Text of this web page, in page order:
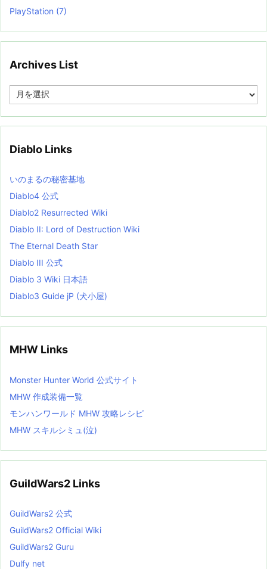
PlayStation (7)
Archives List
e
i
s
t
Diablo Links
いのまるの秘密基地
Diablo4 公式
Diablo2 Resurrected Wiki
Diablo II: Lord of Destruction Wiki
The Eternal Death Star
Diablo III 公式
Diablo 3 Wiki 日本語
Diablo3 Guide jP (犬小屋)
MHW Links
Monster Hunter World 公式サイト
MHW 作成装備一覧
モンハンワールド MHW 攻略レシピ
MHW スキルシミュ(泣)
GuildWars2 Links
GuildWars2 公式
GuildWars2 Official Wiki
GuildWars2 Guru
Dulfy net